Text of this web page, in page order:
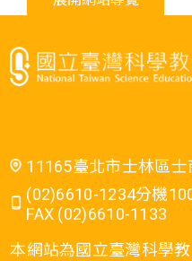
11165臺北市士林區
(02)6610-1234分機
FAX (02)6610-1133
本網站為國立臺灣科學